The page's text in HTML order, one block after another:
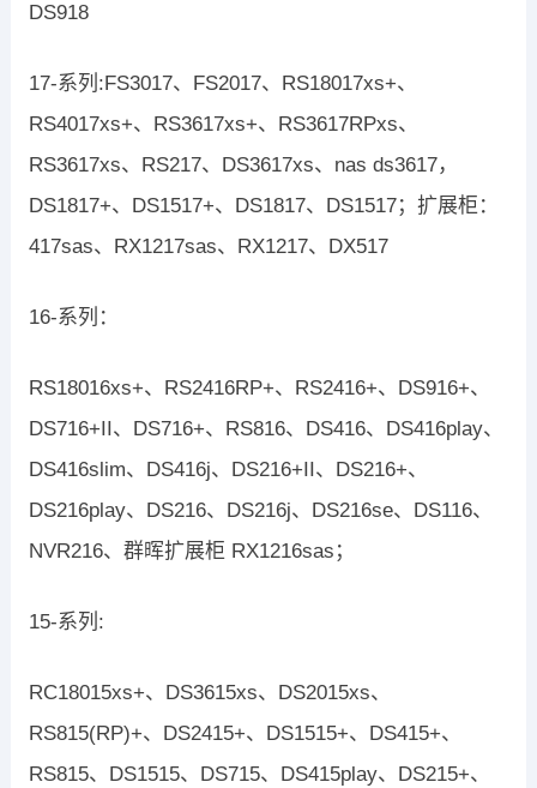
DS918
17-系列:FS3017、FS2017、RS18017xs+、
RS4017xs+、RS3617xs+、RS3617RPxs、
RS3617xs、RS217、DS3617xs、nas ds3617，
DS1817+、DS1517+、DS1817、DS1517；扩展柜：
417sas、RX1217sas、RX1217、DX517
16-系列：
RS18016xs+、RS2416RP+、RS2416+、DS916+、
DS716+II、DS716+、RS816、DS416、DS416play、
DS416slim、DS416j、DS216+II、DS216+、
DS216play、DS216、DS216j、DS216se、DS116、
NVR216、群晖扩展柜 RX1216sas；
15-系列:
RC18015xs+、DS3615xs、DS2015xs、
RS815(RP)+、DS2415+、DS1515+、DS415+、
RS815、DS1515、DS715、DS415play、DS215+、